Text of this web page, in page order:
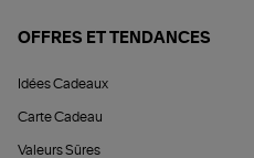
OFFRES ET TENDANCES
Idées Cadeaux
Carte Cadeau
Valeurs Sûres